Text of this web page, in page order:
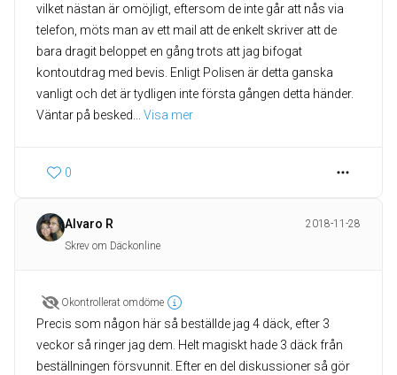
vilket nästan är omöjligt, eftersom de inte går att nås via
telefon, möts man av ett mail att de enkelt skriver att de
bara dragit beloppet en gång trots att jag bifogat
kontoutdrag med bevis. Enligt Polisen är detta ganska
vanligt och det är tydligen inte första gången detta händer.
Väntar på besked
Visa mer
0
Alvaro R
2018-11-28
Skrev om Däckonline
Okontrollerat omdöme
Precis som någon här så beställde jag 4 däck, efter 3
veckor så ringer jag dem. Helt magiskt hade 3 däck från
beställningen försvunnit. Efter en del diskussioner så gör